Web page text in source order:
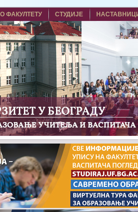
О ФАКУЛТЕТУ СТУДИЈЕ